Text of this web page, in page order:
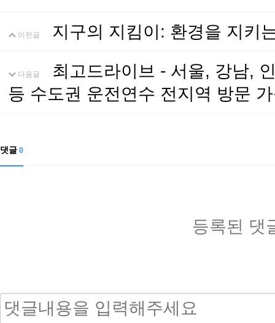
이전글 지구의 지킴이: 환경을 지키
다음글
최고드라이브 - 서울, 강남,
등 수도권 운전연수 전지역 방문
댓글 0
등록된 댓